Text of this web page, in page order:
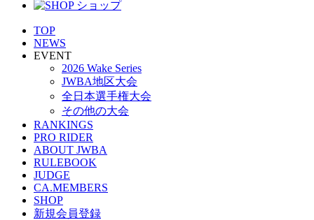
TOP
NEWS
EVENT
2026 Wake Series
JWBA地区大会
全日本選手権大会
その他の大会
RANKINGS
PRO RIDER
ABOUT JWBA
RULEBOOK
JUDGE
CA.MEMBERS
SHOP
新規会員登録